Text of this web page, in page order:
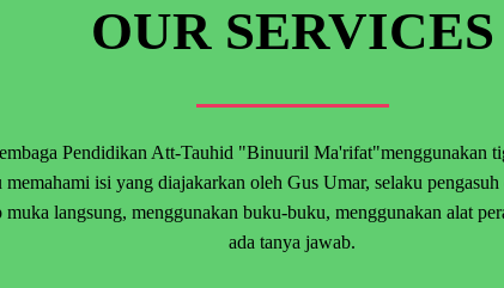
OUR SERVICES
Pendidikan Att-Tauhid "Binuuril Ma'rifat"menggunakan
memahami isi yang diajakarkan oleh Gus Umar, selaku
muka langsung, menggunakan buku-buku, menggunakan alat
ada tanya jawab.